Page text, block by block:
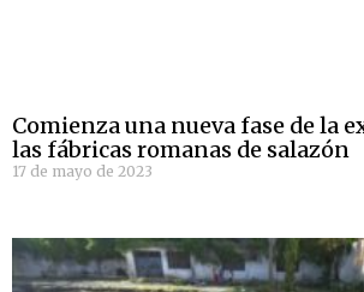
Comienza una nueva fase de la
las fábricas romanas de salazón
17 de mayo de 2023